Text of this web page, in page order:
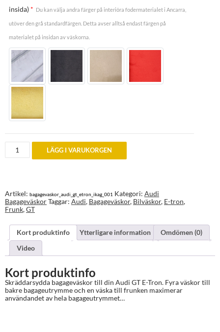
insida) * Du kan välja andra färger på interiöra fodermaterialet i Ancarra,
utöver den grå standardfärgen. Detta avser alltså endast färgen på
materialet på insidan av väskorna.
Bagageväskor
Audi
mängd
LÄGG I VARUKORGEN
Artikel: bagagevaskor_audi_gt_etron_ikag_001 Kategori: Audi
BagageväskorTaggar: Audi, Bagageväskor, Bilväskor, E-tron,
Frunk,GT
Kort produktinfo Ytterligare information
Omdömen (0)
Video
Kort produktinfo
Skräddarsydda bagageväskor till din Audi GT E-Tron. Fyra väskor till
bakre bagageutrymme och en väska till frunken maximerar
användandet av hela bagageutrymmet…